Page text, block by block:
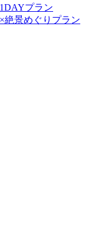
プラン
絶景めぐりプラン